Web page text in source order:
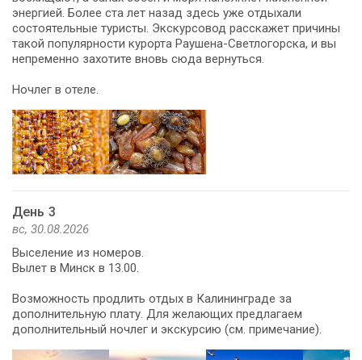
энергией. Более ста лет назад здесь уже отдыхали
состоятельные туристы. Экскурсовод расскажет причины
такой популярности курорта Раушена-Светлогорска, и вы
непременно захотите вновь сюда вернуться.
Ночлег в отеле.
День 3
вс, 30.08.2026
Выселение из номеров.
Вылет в Минск в 13.00.
Возможность продлить отдых в Калининграде за
дополнительную плату. Для желающих предлагаем
дополнительный ночлег и экскурсию (см. примечание).